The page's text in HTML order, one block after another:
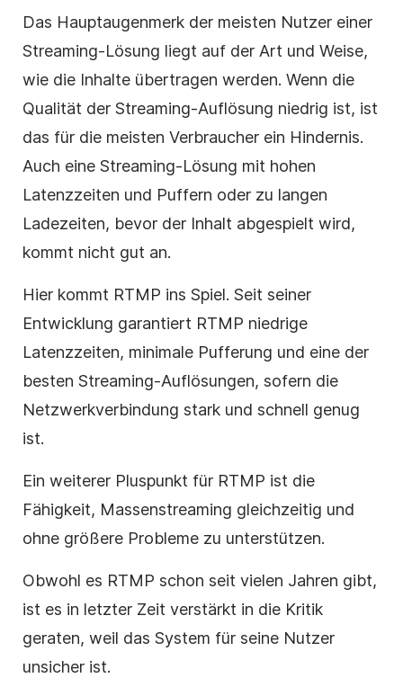
Das Hauptaugenmerk der meisten Nutzer einer
Streaming-Lösung liegt auf der Art und Weise,
wie die Inhalte übertragen werden. Wenn die
Qualität der Streaming-Auflösung niedrig ist, ist
das für die meisten Verbraucher ein Hindernis.
Auch eine Streaming-Lösung mit hohen
Latenzzeiten und Puffern oder zu langen
Ladezeiten, bevor der Inhalt abgespielt wird,
kommt nicht gut an.
Hier kommt RTMP ins Spiel. Seit seiner
Entwicklung garantiert RTMP niedrige
Latenzzeiten, minimale Pufferung und eine der
besten Streaming-Auflösungen, sofern die
Netzwerkverbindung stark und schnell genug
ist.
Ein weiterer Pluspunkt für RTMP ist die
Fähigkeit, Massenstreaming gleichzeitig und
ohne größere Probleme zu unterstützen.
Obwohl es RTMP schon seit vielen Jahren gibt,
ist es in letzter Zeit verstärkt in die Kritik
geraten, weil das System für seine Nutzer
unsicher ist.